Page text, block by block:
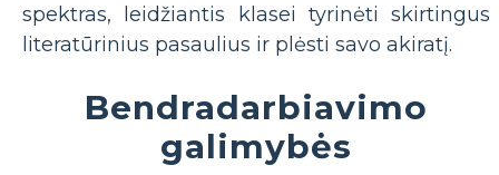
spektras, leidžiantis klasei tyrinėti skirtingus
literatūrinius pasaulius ir plėsti savo akiratį.
Bendradarbiavimo
galimybės